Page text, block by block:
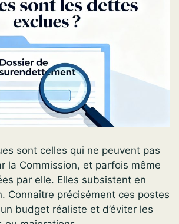
sont celles qui ne peuvent pas
la Commission, et parfois même
par elle. Elles subsistent en
Connaître précisément ces postes
budget réaliste et d’éviter les